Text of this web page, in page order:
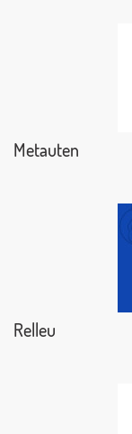
Metauten
Relleu